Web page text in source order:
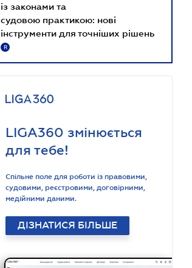
із законами та
судовою практикою: нові
інструменти для точніших рішень
R
LIGA360 змінюється
для тебе!
Спільне поле для роботи із правовими,
судовими, реєстровими, договірними,
медійними даними.
ДІЗНАТИСЯ БІЛЬШЕ